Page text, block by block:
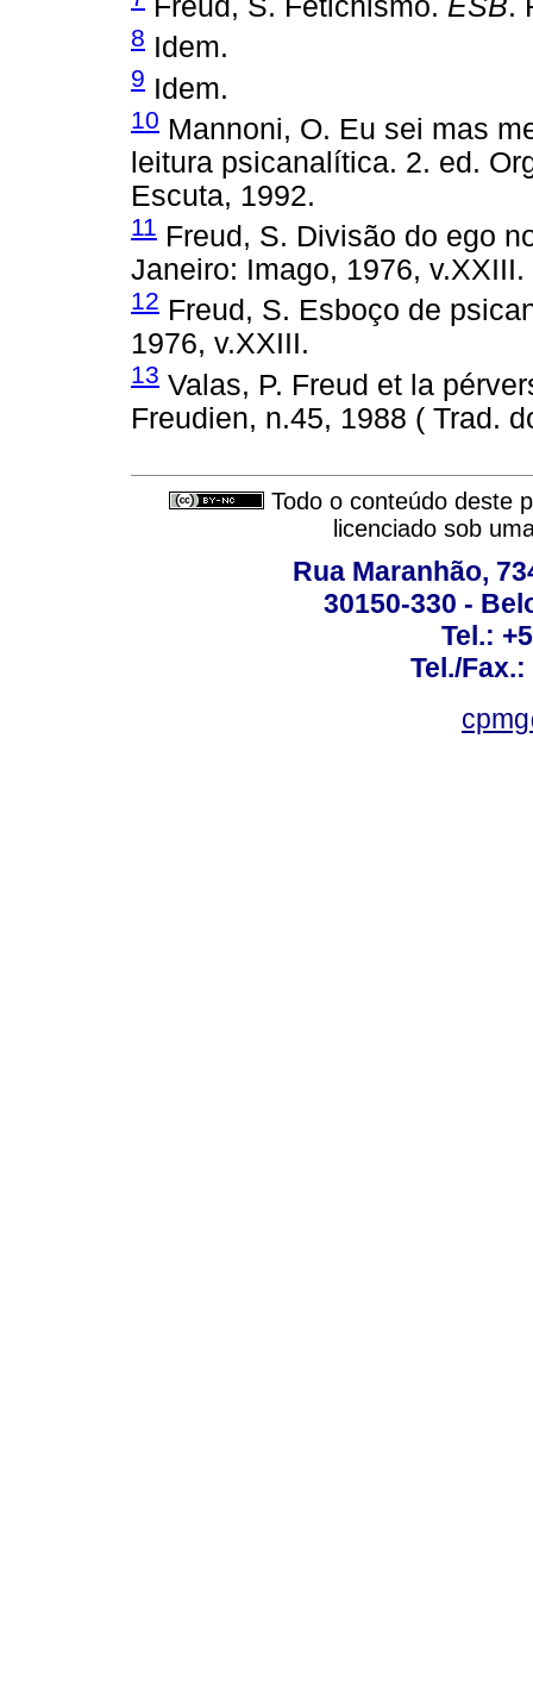
Freud, S. Fetichismo. ESB.
8 Idem.
9 Idem.
10 Mannoni, O. Eu sei mas
leitura psicanalítica. 2. ed.
Escuta, 1992.
11 Freud, S. Divisão do ego
Janeiro: Imago, 1976, v.XXIII.
12 Freud, S. Esboço de
1976, v.XXIII.
13 Valas, P. Freud et la
Freudien, n.45, 1988 ( Trad.
Todo o conteúdo deste
licenciado sob
Rua Maranhão,
30150-330 -
Tel.:
Tel./Fax.: